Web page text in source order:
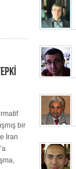
bir
İran